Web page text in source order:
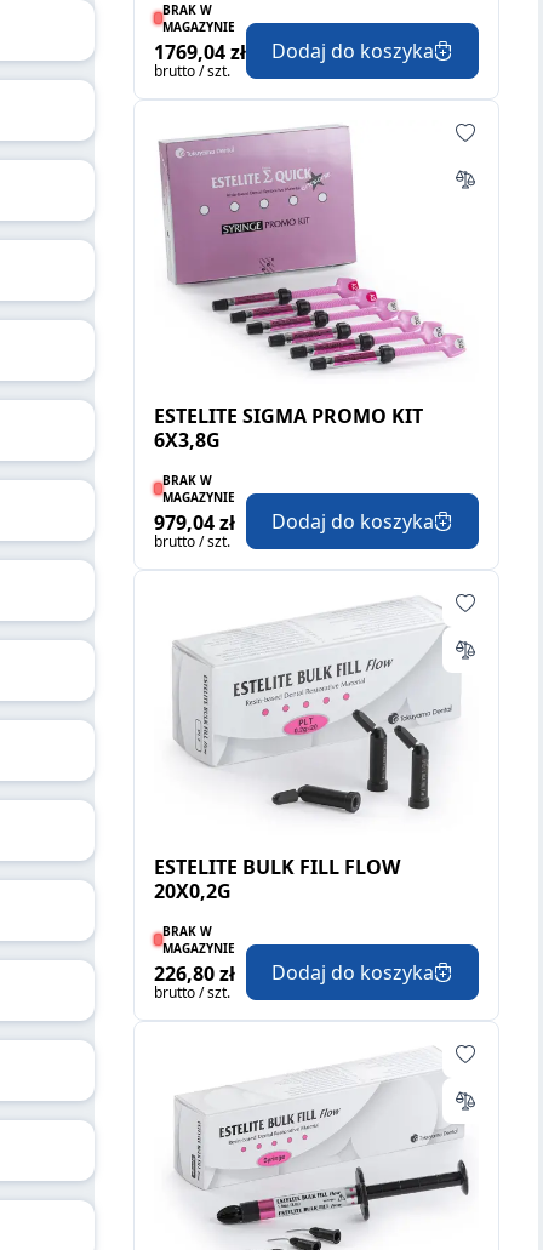
BRAK W
MAGAZYNIE
1769,04 zł
brutto / szt.
Dodaj do koszyka
ESTELITE SIGMA PROMO KIT
6X3,8G
BRAK W
MAGAZYNIE
979,04 zł
brutto / szt.
Dodaj do koszyka
ESTELITE BULK FILL FLOW
20X0,2G
BRAK W
MAGAZYNIE
226,80 zł
brutto / szt.
Dodaj do koszyka